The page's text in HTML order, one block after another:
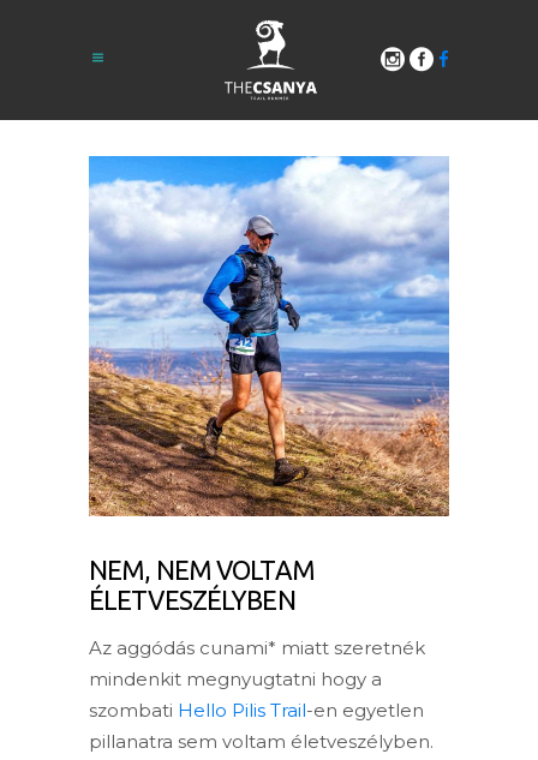
NEM, NEM VOLTAM
ÉLETVESZÉLYBEN
Az aggódás cunami* miatt szeretnék
mindenkit megnyugtatni hogy a
szombati Hello Pilis Trail-en egyetlen
pillanatra sem voltam életveszélyben.